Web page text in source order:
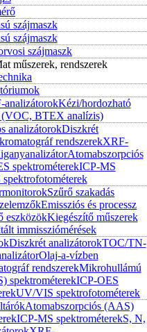
szájmaszk
szájmaszk
szájmaszk
műszerek, rendszerek
analizátorokKézi/hordozható
(VOC, BTEX analízis)
analizátorokDiszkrét
rendszerekXRF-
Atomabszorpciós
spektrométerekICP-MS
Szűrő szakadás
Emissziós és processz
eszközökKiegészítő műszerek
immissziómérések
Diszkrét analizátorokTOC/TN-
Olaj-a-vízben
rendszerekMikrohullámú
spektrométerekICP-OES
UV/VIS spektrofotométerek
Atomabszorpciós (AAS)
ICP-MS spektrométerekS, N,